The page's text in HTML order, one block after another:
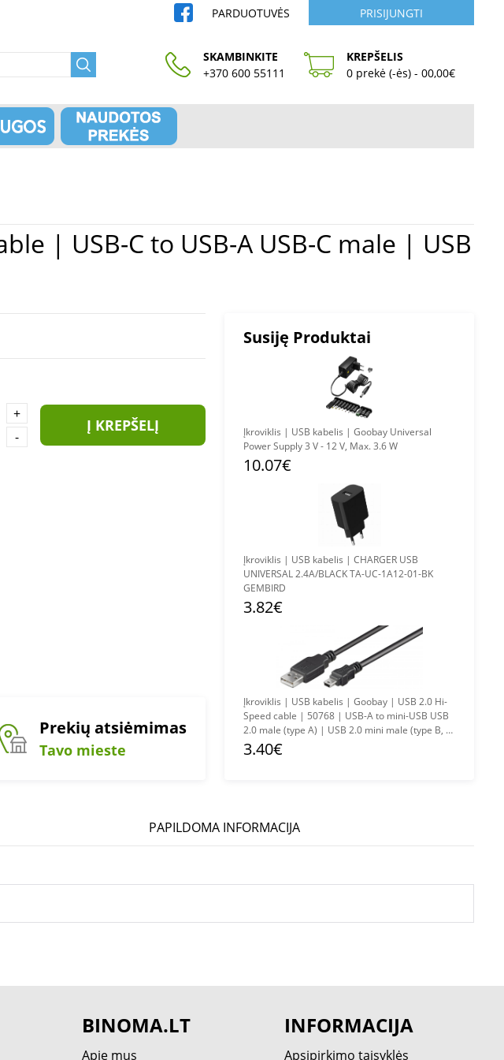
PARDUOTUVĖS PRISIJUNGTI
SKAMBINKITE
+370 600 55111
KREPŠELIS
0 prekė (-ės) - 00,00€
+
-
Į KREPŠELĮ
Prekių atsiėmimas
Tavo mieste
Susiję Produktai
Įkroviklis | USB kabelis | Goobay Universal
Power Supply 3 V - 12 V, Max. 3.6 W
10.07€
Įkroviklis | USB kabelis | CHARGER USB
UNIVERSAL 2.4A/BLACK TA-UC-1A12-01-BK
GEMBIRD
3.82€
Įkroviklis | USB kabelis | Goobay | USB 2.0 Hi-
Speed cable | 50768 | USB-A to mini-USB USB
2.0 male (type A) | USB 2.0 mini male (type B, 5-
pin)
3.40€
PAPILDOMA INFORMACIJA
BINOMA.LT
Apie mus
INFORMACIJA
Apsipirkimo taisyklės